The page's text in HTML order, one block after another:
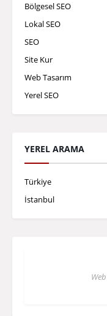
Bölgesel SEO
Lokal SEO
SEO
Site Kur
Web Tasarım
Yerel SEO
YEREL ARAMA
Türkiye
İstanbul